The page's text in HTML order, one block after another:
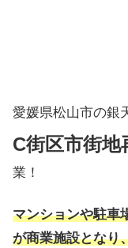
愛媛県松山市の銀
C街区市街地
業！
マンションや駐車
が商業施設となり